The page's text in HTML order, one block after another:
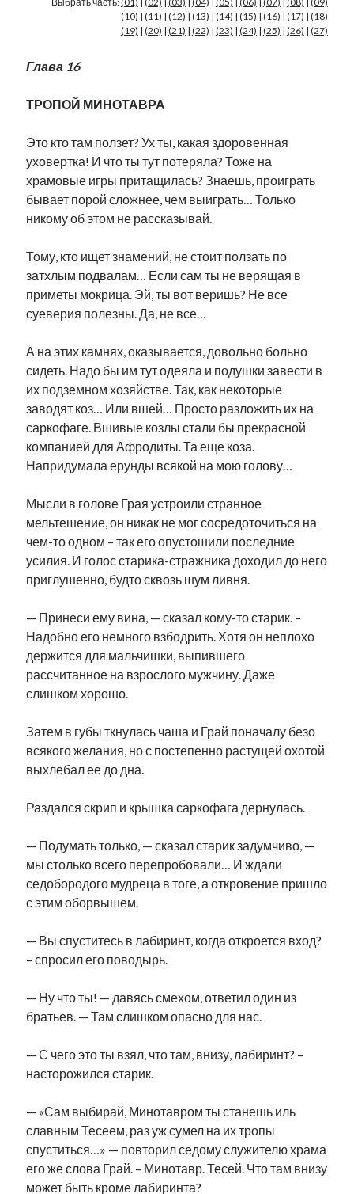
Фотографии
Юмор
radio narva takinada андрус ансип
ансиппиада безработица видео война
евросоюз
история кабинетные истории
катри райк кая каллас книга маська нарва
нацменьшинства образование обучение эстонскому
памятники парад клоунов парламент
подкаст потеряны данные пресса программа
рийгикогу россия русский роман
русскоязычное образование сми ссср стенограмма
т.х. ильвес
танк фотоотчет экономика экономика эстонии
эстония эстонский язык
Михаил Стальнухин:
Отзывы и предложения по блогу:
anton.stalnuhhin@gmail.com
(10) | (11) | (12) | (13) | (14) | (15) | (16) | (17) | (18)
(19) | (20) | (21) | (22) | (23) | (24) | (25) | (26) | (27)
Глава 16
ТРОПОЙ МИНОТАВРА
Это кто там ползет? Ух ты, какая здоровенная
уховертка! И что ты тут потеряла? Тоже на
храмовые игры притащилась? Знаешь, проиграть
бывает порой сложнее, чем выиграть… Только
никому об этом не рассказывай.
Тому, кто ищет знамений, не стоит ползать по
затхлым подвалам… Если сам ты не верящая в
приметы мокрица. Эй, ты вот веришь? Не все
суеверия полезны. Да, не все…
А на этих камнях, оказывается, довольно больно
сидеть. Надо бы им тут одеяла и подушки завести в
их подземном хозяйстве. Так, как некоторые
заводят коз… Или вшей… Просто разложить их на
саркофаге. Вшивые козлы стали бы прекрасной
компанией для Афродиты. Та еще коза.
Напридумала ерунды всякой на мою голову…
Мысли в голове Грая устроили странное
мельтешение, он никак не мог сосредоточиться на
чем-то одном – так его опустошили последние
усилия. И голос старика-стражника доходил до него
приглушенно, будто сквозь шум ливня.
— Принеси ему вина, — сказал кому-то старик. –
Надобно его немного взбодрить. Хотя он неплохо
держится для мальчишки, выпившего
рассчитанное на взрослого мужчину. Даже
слишком хорошо.
Затем в губы ткнулась чаша и Грай поначалу безо
всякого желания, но с постепенно растущей охотой
выхлебал ее до дна.
Раздался скрип и крышка саркофага дернулась.
— Подумать только, — сказал старик задумчиво, —
мы столько всего перепробовали… И ждали
седобородого мудреца в тоге, а откровение пришло
с этим оборвышем.
— Вы спуститесь в лабиринт, когда откроется вход?
– спросил его поводырь.
— Ну что ты! — давясь смехом, ответил один из
братьев. — Там слишком опасно для нас.
— С чего это ты взял, что там, внизу, лабиринт? –
насторожился старик.
— «Сам выбирай, Минотавром ты станешь иль
славным Тесеем, раз уж сумел на их тропы
спуститься…» — повторил седому служителю храма
его же слова Грай. – Минотавр. Тесей. Что там внизу
может быть кроме лабиринта?